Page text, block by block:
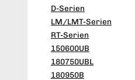
D-Serien
LM/LMT-Serien
RT-Serien
150600UB
180750UBL
180950B